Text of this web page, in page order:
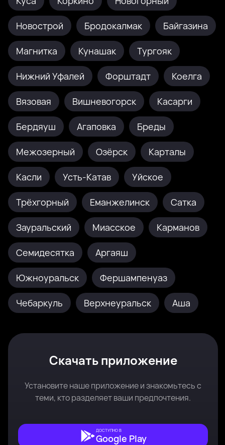
Новострой Бродокалмак Байгазина
Магнитка Кунашак Тургояк
Нижний Уфалей Форштадт Коелга
Вязовая Вишневогорск Касарги
Бердяуш Агаповка Бреды
Межозерный Озёрск Карталы
Касли Усть-Катав Уйское
Трёхгорный Еманжелинск Сатка
Зауральский Миасское Карманов
Семидесятка Аргаяш
Южноуральск Фершампенуаз
Чебаркуль Верхнеуральск Аша
Скачать приложение
Установите наше приложение и знакомьтесь с
теми, кто разделяет ваши предпочтения.
ДОСТУПНО В
Google Play